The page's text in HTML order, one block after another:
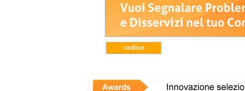
codice